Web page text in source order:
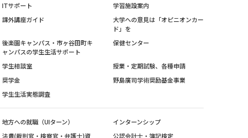
ITサポート
学習施設案内
課外講座ガイド
大学への意見は「オピニオンカー
ド」を
後楽園キャンパス・市ヶ谷田町キ
ャンパスの学生生活サポート
保健センター
学生相談室
授業・定期試験、各種申請
奨学金
野島廣司学術奨励基金事業
学生生活実態調査
地方への就職（UIターン）
インターンシップ
法曹(裁判官・検察官・弁護士)資
公認会計士・簿記検定